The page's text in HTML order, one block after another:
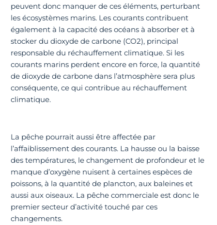
peuvent donc manquer de ces éléments, perturbant
les écosystèmes marins. Les courants contribuent
également à la capacité des océans à absorber et à
stocker du dioxyde de carbone (CO2), principal
responsable du réchauffement climatique. Si les
courants marins perdent encore en force, la quantité
de dioxyde de carbone dans l’atmosphère sera plus
conséquente, ce qui contribue au réchauffement
climatique.
La pêche pourrait aussi être affectée par
l’affaiblissement des courants. La hausse ou la baisse
des températures, le changement de profondeur et le
manque d’oxygène nuisent à certaines espèces de
poissons, à la quantité de plancton, aux baleines et
aussi aux oiseaux. La pêche commerciale est donc le
premier secteur d’activité touché par ces
changements.